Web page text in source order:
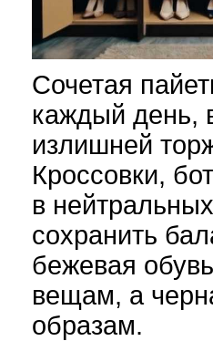
Сочетая
каждый день,
излишней
Кроссовки,
в
сохранить
бежевая
вещам, а
образам.